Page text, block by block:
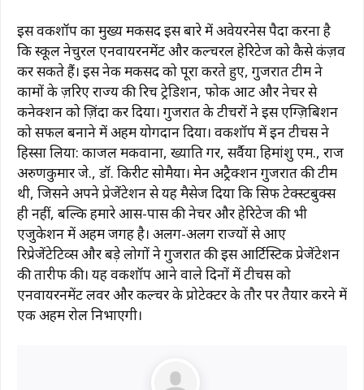
इस वर्कशॉप का मुख्य मकसद इस बारे में अवेयरनेस पैदा करना है
कि स्कूल नेचुरल एनवायरनमेंट और कल्चरल हेरिटेज को कैसे कंज़र्व
कर सकते हैं। इस नेक मकसद को पूरा करते हुए, गुजरात टीम ने
कामों के ज़रिए राज्य की रिच ट्रेडिशन, फोक आर्ट और नेचर से
कनेक्शन को ज़िंदा कर दिया। गुजरात के टीचरों ने इस एग्ज़िबिशन
को सफल बनाने में अहम योगदान दिया। वर्कशॉप में इन टीचर्स ने
हिस्सा लिया: काजल मकवाना, ख्याति गर, सर्वैया हिमांशु एम., राज
अरुणकुमार जे., डॉ. किरीट सोमैया। मेन अट्रैक्शन गुजरात की टीम
थी, जिसने अपने प्रेजेंटेशन से यह मैसेज दिया कि सिर्फ टेक्स्टबुक्स
ही नहीं, बल्कि हमारे आस-पास की नेचर और हेरिटेज की भी
एजुकेशन में अहम जगह है। अलग-अलग राज्यों से आए
रिप्रेजेंटेटिव्स और बड़े लोगों ने गुजरात की इस आर्टिस्टिक प्रेजेंटेशन
की तारीफ की। यह वर्कशॉप आने वाले दिनों में टीचर्स को
एनवायरनमेंट लवर और कल्चर के प्रोटेक्टर के तौर पर तैयार करने में
एक अहम रोल निभाएगी।